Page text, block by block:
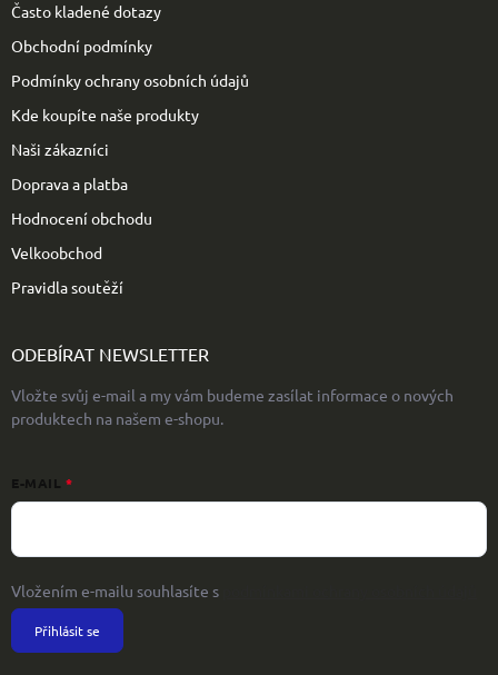
Často kladené dotazy
Obchodní podmínky
Podmínky ochrany osobních údajů
Kde koupíte naše produkty
Naši zákazníci
Doprava a platba
Hodnocení obchodu
Velkoobchod
Pravidla soutěží
ODEBÍRAT NEWSLETTER
Vložte svůj e-mail a my vám budeme zasílat informace o nových
produktech na našem e-shopu.
E-MAIL
Vložením e-mailu souhlasíte s
Přihlásit se